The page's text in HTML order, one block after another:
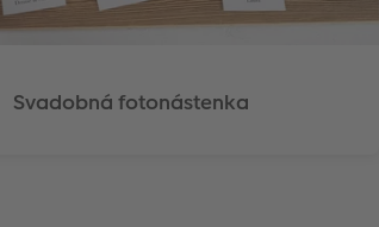
Svadobná fotonástenka